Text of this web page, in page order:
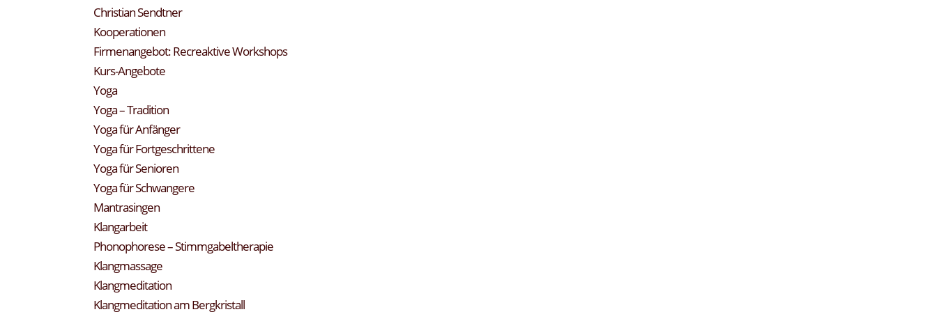
Christian Sendtner
Kooperationen
Firmenangebot: Recreaktive Workshops
Kurs-Angebote
Yoga
Yoga – Tradition
Yoga für Anfänger
Yoga für Fortgeschrittene
Yoga für Senioren
Yoga für Schwangere
Mantrasingen
Klangarbeit
Phonophorese – Stimmgabeltherapie
Klangmassage
Klangmeditation
Klangmeditation am Bergkristall